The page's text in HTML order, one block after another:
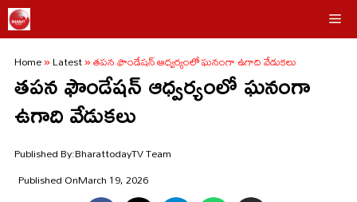
Skip
to
content
Home»Latest»తపన ఫౌండేషన్ ఆధ్వర్యంలో ఘనంగా ఉగాది వేడుకలు
తపన ఫౌండేషన్ ఆధ్వర్యంలో ఘనంగా
ఉగాది వేడుకలు
Published By:BharattodayTV Team
Published OnMarch 19, 2026